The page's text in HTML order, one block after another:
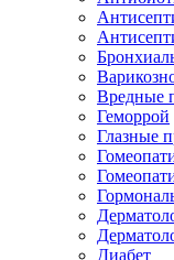
Вредные
Геморрой
Глазные
Диабет